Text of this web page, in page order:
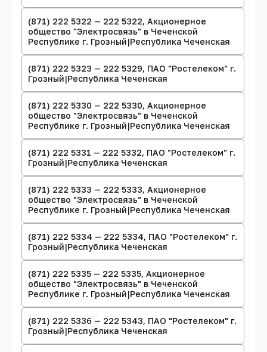
(871) 222 5322 — 222 5322, Акционерное
общество "Электросвязь" в Чеченской
Республике г. Грозный|Республика Чеченская
(871) 222 5323 — 222 5329, ПАО "Ростелеком" г.
Грозный|Республика Чеченская
(871) 222 5330 — 222 5330, Акционерное
общество "Электросвязь" в Чеченской
Республике г. Грозный|Республика Чеченская
(871) 222 5331 — 222 5332, ПАО "Ростелеком" г.
Грозный|Республика Чеченская
(871) 222 5333 — 222 5333, Акционерное
общество "Электросвязь" в Чеченской
Республике г. Грозный|Республика Чеченская
(871) 222 5334 — 222 5334, ПАО "Ростелеком" г.
Грозный|Республика Чеченская
(871) 222 5335 — 222 5335, Акционерное
общество "Электросвязь" в Чеченской
Республике г. Грозный|Республика Чеченская
(871) 222 5336 — 222 5343, ПАО "Ростелеком" г.
Грозный|Республика Чеченская